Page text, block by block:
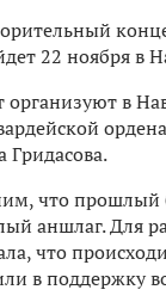
22 ноября в
организуют в
Гридасова.
что прошлый
аншлаг. Для
что
в поддержку